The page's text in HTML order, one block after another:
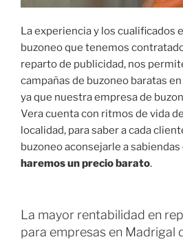
La experiencia y los cualificados
buzoneo que tenemos
reparto de publicidad, nos
campañas de buzoneo baratas
ya que nuestra empresa de
Vera cuenta con ritmos de vida
localidad, para saber a cada
buzoneo aconsejarle a
haremos un precio barato.
La mayor rentabilidad en
para empresas en Madrigal